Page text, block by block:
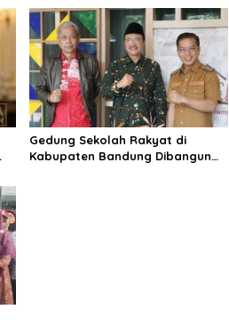
Polisi
Gedung Sekolah Rakyat di
Kabupaten Bandung Dibangun